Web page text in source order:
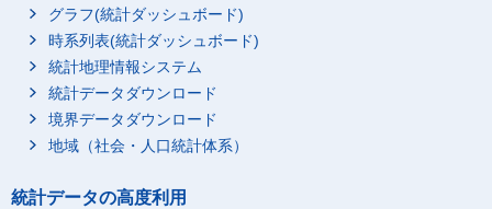
グラフ(統計ダッシュボード)
時系列表(統計ダッシュボード)
統計地理情報システム
統計データダウンロード
境界データダウンロード
地域（社会・人口統計体系）
統計データの高度利用